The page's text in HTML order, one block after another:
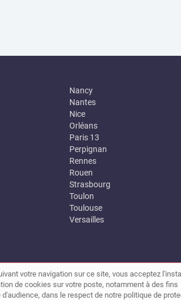
Nancy
Nantes
Nice
Orléans
Paris 13
Perpignan
Rennes
Rouen
Strasbourg
Toulon
Toulouse
Versailles
|Contact
votre navigation sur ce site, vous acceptez
de cookies sur votre poste, notamment à des fins
d'audience, dans le respect de notre politique de